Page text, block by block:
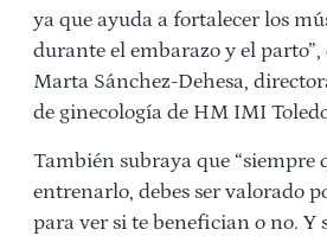
ya que ayuda a fortalecer los
durante el embarazo y el
Marta Sánchez-Dehesa,
de ginecología de HM IMI
También subraya que “siempre
entrenarlo, debes ser valorado
para ver si te benefician o no. Y